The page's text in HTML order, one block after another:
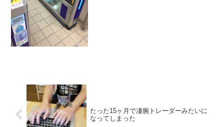
たった15ヶ月で凄腕トレーダーみたいに
なってしまった